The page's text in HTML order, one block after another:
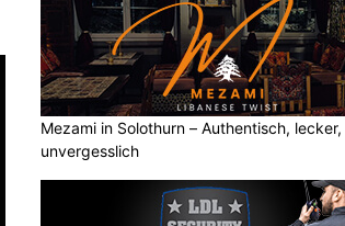
Mezami in Solothurn – Authentisch, lecker,
unvergesslich